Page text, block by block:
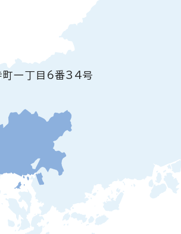
町一丁目6番34号